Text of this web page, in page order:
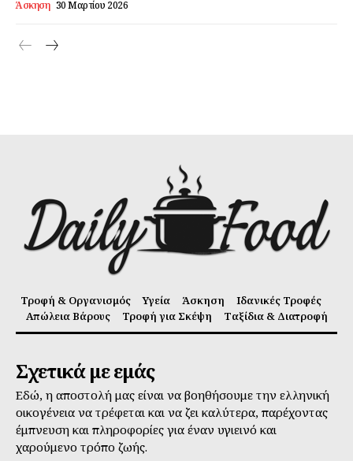
Άσκηση 30 Μαρτίου 2026
Τροφή & Οργανισμός Υγεία Άσκηση
Ιδανικές Τροφές
Απώλεια Βάρους
Τροφή για Σκέψη Ταξίδια & Διατροφή
Σχετικά με εμάς
Εδώ, η αποστολή μας είναι να βοηθήσουμε την ελληνική
οικογένεια να τρέφεται και να ζει καλύτερα, παρέχοντας
έμπνευση και πληροφορίες για έναν υγιεινό και
χαρούμενο τρόπο ζωής.